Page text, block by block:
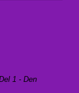
1 - Den